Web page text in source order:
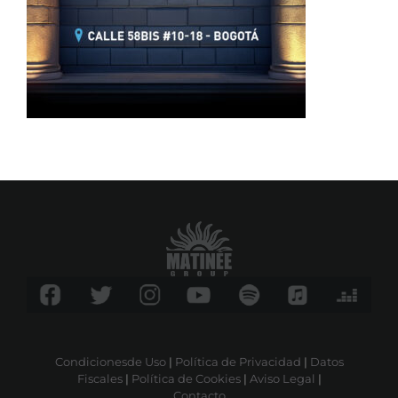
Condicionesde Uso| Política de Privacidad | Datos
Fiscales| Política de Cookies| Aviso Legal |